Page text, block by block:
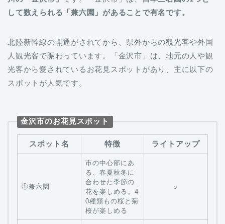
して数えられる「兼六園」があることで有名です。
北陸新幹線の開通がされてから、県外からの観光客や外国
人観光客で賑わっています。「金沢市」は、地元の人や観
光客から愛されているお花見スポットがあり、主に以下の
スポットが人気です。
金沢市のお花見スポット
スポット名 特徴 ライトアップ
①兼六園
市の中心部にあ
る、春夏秋冬に
合わせた季節の
花を楽しめる。4
0種類もの桜と菊
桜が楽しめる
○